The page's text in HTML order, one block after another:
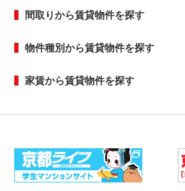
間取りから賃貸物件を探す
物件種別から賃貸物件を探す
家賃から賃貸物件を探す